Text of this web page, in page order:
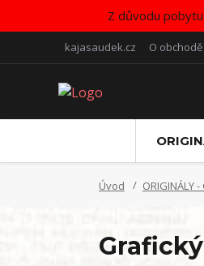
Z důvodu
kajasaudek.cz O obchodě
Úvod ORIGINÁLY -